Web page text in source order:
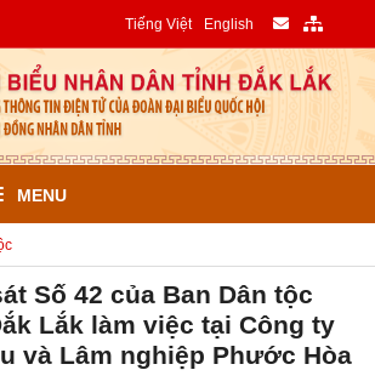
Tiếng Việt English
MENU
Số 42 của Ban Dân tộc
Lắk làm việc tại Công ty
và Lâm nghiệp Phước Hòa